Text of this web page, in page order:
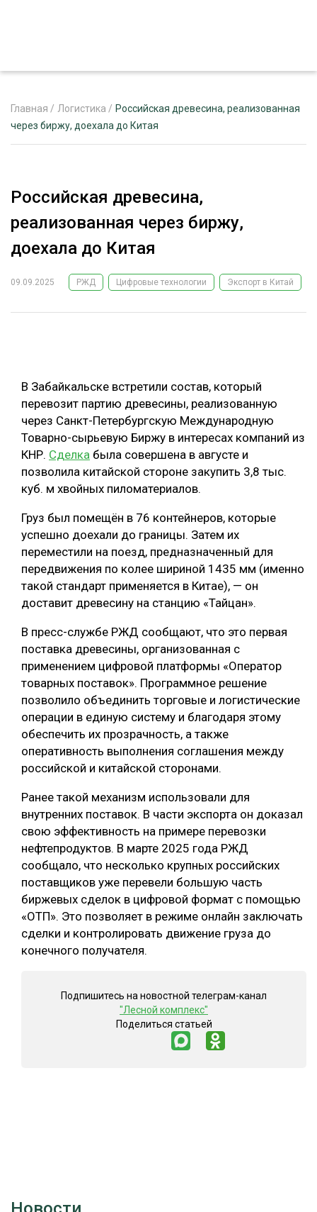
РЕКЛАМОДАТЕЛЯМ
ЛЕСНОЕ ХОЗЯЙСТВО
ЛЕСОЗАГОТОВКА
БИОЭНЕРГЕТИКА
ЛЕСОВОССТАНОВЛЕНИЕ И ЗАЩИТА
ЛОГИСТИКА
ПРОИЗВОДСТВО ДРЕВЕСНЫХ ПЛИТ
ЦБП
ЛЕСОПИЛЕНИЕ
ДЕРЕВЯННОЕ ДОМОСТРОЕНИЕ
БЕЗОПАСНОЕ ПРОИЗВОДСТВО
СОРТИРОВКА ДРЕВЕСИНЫ
СУШКА ДРЕВЕСИНЫ
МЕБЕЛЬНОЕ ПРОИЗВОДСТВО
ТЕМАТИЧЕСКИЕ ПРОЕКТЫ
ПОДБОРКИ СТАТЕЙ
ЭКСПЕРТНОЕ МНЕНИЕ
Главная / Логистика / Российская древесина, реализованная
через биржу, доехала до Китая
Российская древесина,
реализованная через биржу,
доехала до Китая
09.09.2025 РЖД Цифровые технологии Экспорт в Китай
В Забайкальске встретили состав, который
перевозит партию древесины, реализованную
через Санкт-Петербургскую Международную
Товарно-сырьевую Биржу в интересах компаний из
КНР. Сделка была совершена в августе и
позволила китайской стороне закупить 3,8 тыс.
куб. м хвойных пиломатериалов.
Груз был помещён в 76 контейнеров, которые
успешно доехали до границы. Затем их
переместили на поезд, предназначенный для
передвижения по колее шириной 1435 мм (именно
такой стандарт применяется в Китае), — он
доставит древесину на станцию «Тайцан».
В пресс-службе РЖД сообщают, что это первая
поставка древесины, организованная с
применением цифровой платформы «Оператор
товарных поставок». Программное решение
позволило объединить торговые и логистические
операции в единую систему и благодаря этому
обеспечить их прозрачность, а также
оперативность выполнения соглашения между
российской и китайской сторонами.
Ранее такой механизм использовали для
внутренних поставок. В части экспорта он доказал
свою эффективность на примере перевозки
нефтепродуктов. В марте 2025 года РЖД
сообщало, что несколько крупных российских
поставщиков уже перевели большую часть
биржевых сделок в цифровой формат с помощью
«ОТП». Это позволяет в режиме онлайн заключать
сделки и контролировать движение груза до
конечного получателя.
Подпишитесь на новостной телеграм-канал
"Лесной комплекс"
Поделиться статьей